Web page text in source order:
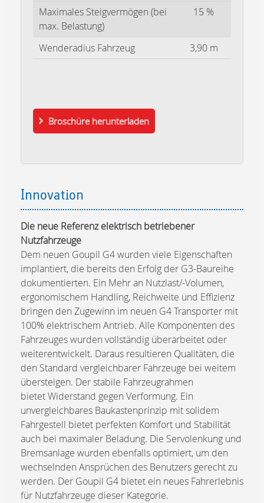
Maximales Steigvermögen (bei
max. Belastung)
15 %
Wenderadius Fahrzeug 3,90 m
Broschüre herunterladen
Innovation
Die neue Referenz elektrisch betriebener
Nutzfahrzeuge
Dem neuen Goupil G4 wurden viele Eigenschaften
implantiert, die bereits den Erfolg der G3-Baureihe
dokumentierten. Ein Mehr an Nutzlast/-Volumen,
ergonomischem Handling, Reichweite und Effizienz
bringen den Zugewinn im neuen G4 Transporter mit
100% elektrischem Antrieb. Alle Komponenten des
Fahrzeuges wurden vollständig überarbeitet oder
weiterentwickelt. Daraus resultieren Qualitäten, die
den Standard vergleichbarer Fahrzeuge bei weitem
übersteigen. Der stabile Fahrzeugrahmen
bietet Widerstand gegen Verformung. Ein
unvergleichbares Baukastenprinzip mit solidem
Fahrgestell bietet perfekten Komfort und Stabilität
auch bei maximaler Beladung. Die Servolenkung und
Bremsanlage wurden ebenfalls optimiert, um den
wechselnden Ansprüchen des Benutzers gerecht zu
werden. Der Goupil G4 bietet ein neues Fahrerlebnis
für Nutzfahrzeuge dieser Kategorie.